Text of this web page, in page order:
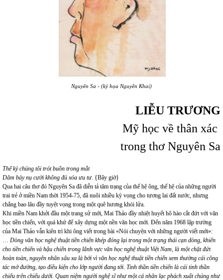
Nguyên Sa - (ký họa Nguyên Khai)
LIỄU TRƯƠNG
Mỹ học về thân xác
trong thơ Nguyên Sa
Thế kỷ chúng tôi trót buồn trong mắt
Dăm bảy nụ cười không đủ xóa ưu tư. {Bây giờ}
Qua hai câu thơ đó Nguyên Sa đã diễn tả tâm trạng của thế hệ ông, thế hệ của những người
trai trẻ ở miền Nam thời 1954-75, đã nuôi nhiều kỳ vọng cho tương lai đất nước, nhưng
chẳng bao lâu đầy tuyệt vọng trong một quê hương khói lửa.
Khi miền Nam khởi đầu một trang sử mới, Mai Thảo đầy nhiệt huyết hô hào cắt đứt với văn
học tiền chiến, với quá khứ để xây dựng một nền văn học mới. Đến năm 1968 lập trường
của Mai Thảo vẫn kiên trì khi ông viết trong bài «Nói chuyện với những người viết mới»:
Dòng văn học nghệ thuật tiền chiến khép đóng lại trong một trạng thái cạn dòng, khiến
cho tiền chiến và hậu chiến trong lãnh vực văn học nghệ thuật Việt Nam, là một chặt đứt
hoàn toàn, nguyên nhân sâu xa là bởi vì văn học nghệ thuật tiền chiến xem thường cái công
tác mở đường, tạo điều kiện cho lớp người đang tới. Tinh thần tiền chiến là cái tinh thần
chiếu trên chiếu dưới. Quan niệm người nghệ sĩ như một cá nhân lạc phách xuất chúng như